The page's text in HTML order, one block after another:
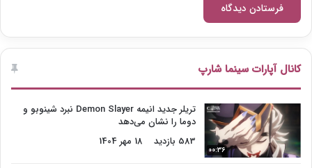
کانال آپارات سینما شارپ
00:36
تریلر جدید انیمه Demon Slayer نبرد شینوبو و
دوما را نشان می‌دهد
583 بازدید
18 مهر 1404